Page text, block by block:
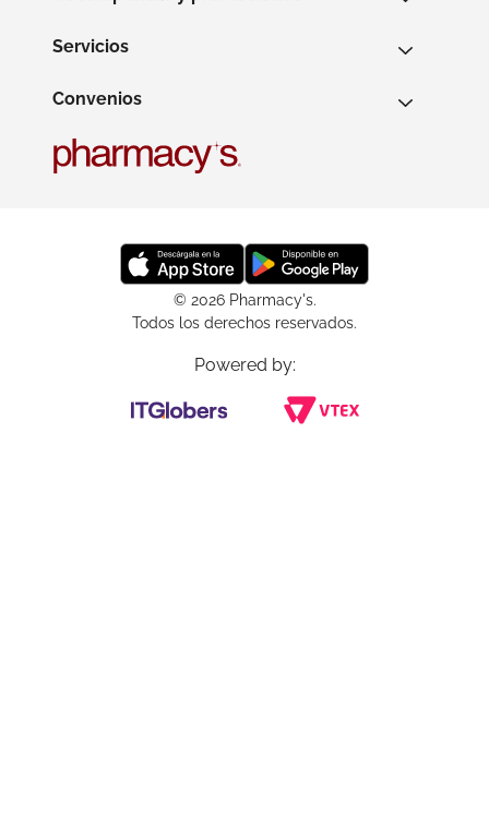
Servicios
Convenios
© 2026 Pharmacy's.
Todos los derechos reservados.
Powered by: